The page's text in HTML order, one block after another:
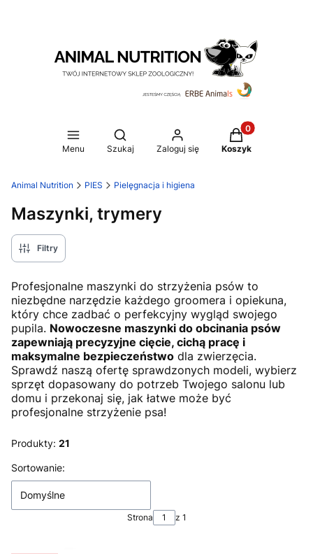
Menu
Otwórz wyszukiwarkę
Szukaj Zaloguj się
Produkty w
Koszyk
Animal Nutrition PIES Pielęgnacja i higiena
Maszynki, trymery
Filtry
Profesjonalne maszynki do strzyżenia psów to
niezbędne narzędzie każdego groomera i opiekuna,
który chce zadbać o perfekcyjny wygląd swojego
pupila. Nowoczesne maszynki do obcinania psów
zapewniają precyzyjne cięcie, cichą pracę i
maksymalne bezpieczeństwo dla zwierzęcia.
Sprawdź naszą ofertę sprawdzonych modeli, wybierz
sprzęt dopasowany do potrzeb Twojego salonu lub
domu i przekonaj się, jak łatwe może być
profesjonalne strzyżenie psa!
Produkty: 21
Lista produktów
Sortowanie:
Domyślne
Strona z 1